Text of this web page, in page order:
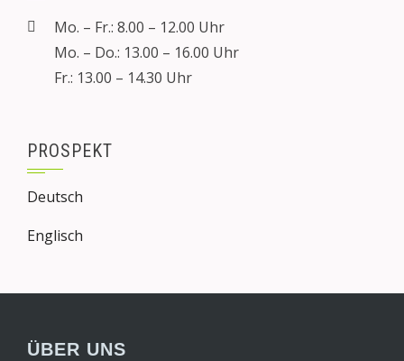
Mo. – Fr.: 8.00 – 12.00 Uhr
Mo. – Do.: 13.00 – 16.00 Uhr
Fr.: 13.00 – 14.30 Uhr
PROSPEKT
Deutsch
Englisch
ÜBER UNS